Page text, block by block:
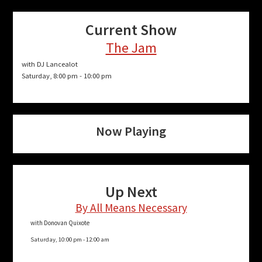
Current Show
The Jam
with DJ Lancealot
Saturday, 8:00 pm - 10:00 pm
Now Playing
Up Next
By All Means Necessary
with Donovan Quixote
Saturday, 10:00 pm -12:00 am